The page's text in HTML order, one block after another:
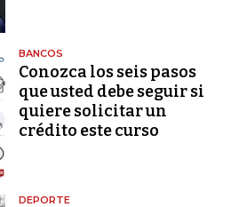
BANCOS
Conozca los seis pasos
que usted debe seguir si
quiere solicitar un
crédito este curso
DEPORTE